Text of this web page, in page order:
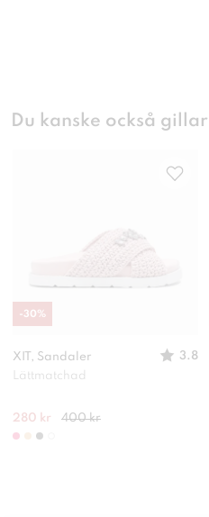
Du kanske också gillar
XIT, Sandaler
3.8
Lättmatchad
280 kr 400 kr
-30%